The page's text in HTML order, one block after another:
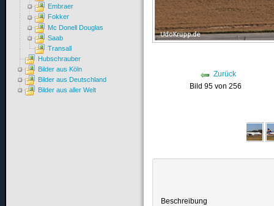
Zurück
Bild 95 von 256
Beschreibung
Embraer
Fokker
Mc Donell Douglas
Saab
Transall
Hubschrauber
Bilder aus Köln
Bilder aus Deutschland
Bilder aus aller Welt